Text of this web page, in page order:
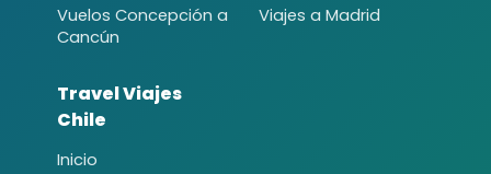
Vuelos Concepción a
Cancún
Viajes a Madrid
Travel Viajes
Chile
Inicio